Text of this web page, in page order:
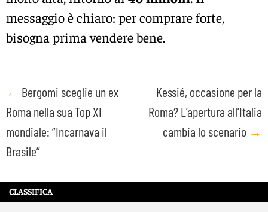
messaggio è chiaro: per comprare forte,
bisogna prima vendere bene.
Post
navigation
← Bergomi sceglie un ex
Roma nella sua Top XI
mondiale: “Incarnava il
Brasile”
Kessié, occasione per la
Roma? L’apertura all’Italia
cambia lo scenario →
CLASSIFICA